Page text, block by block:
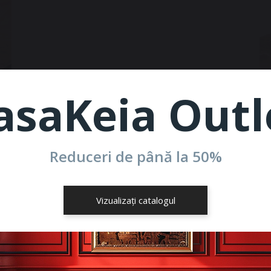
Reduceri de până la 50%
Vizualizați catalogul